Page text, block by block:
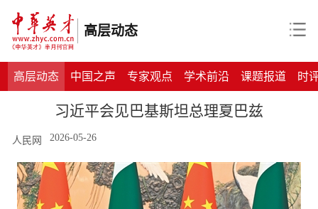
高层动态
高层动态 中国之声 专家观点 学术前沿 课题报道 时
习近平会见巴基斯坦总理夏巴兹
人民网 2026-05-26